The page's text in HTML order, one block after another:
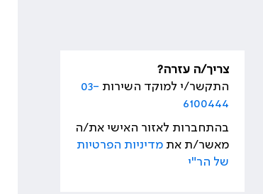
צריך/ה עזרה?
התקשר/י למוקד השירות 03-
6100444
בהתחברות לאזור האישי את/ה
מאשר/ת אתמדיניות הפרטיות
של הר"י